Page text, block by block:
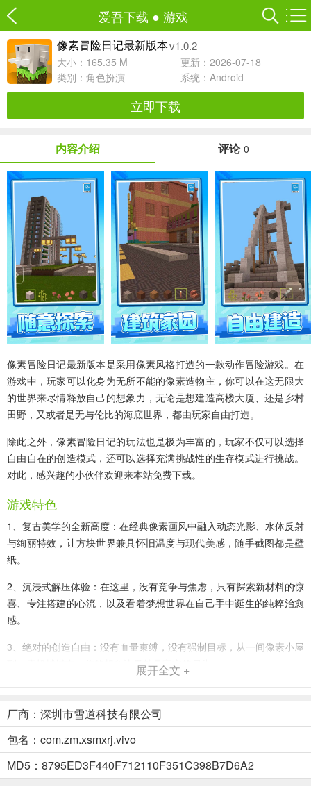
爱吾下载 ● 游戏
像素冒险日记最新版本v1.0.2
大小：165.35 M
更新：2026-07-18
类别： 角色扮演 系统：Android
立即下载
内容介绍 评论 0
像素冒险日记最新版本是采用像素风格打造的一款动作冒险游戏。在
游戏中，玩家可以化身为无所不能的像素造物主，你可以在这无限大
的世界来尽情释放自己的想象力，无论是想建造高楼大厦、还是乡村
田野，又或者是无与伦比的海底世界，都由玩家自由打造。
除此之外，像素冒险日记的玩法也是极为丰富的，玩家不仅可以选择
自由自在的创造模式，还可以选择充满挑战性的生存模式进行挑战。
对此，感兴趣的小伙伴欢迎来本站免费下载。
游戏特色
1、复古美学的全新高度：在经典像素画风中融入动态光影、水体反射
与绚丽特效，让方块世界兼具怀旧温度与现代美感，随手截图都是壁
纸。
2、沉浸式解压体验：在这里，没有竞争与焦虑，只有探索新材料的惊
喜、专注搭建的心流，以及看着梦想世界在自己手中诞生的纯粹治愈
感。
3、绝对的创造自由：没有血量束缚，没有强制目标，从一间像素小屋
到一座机械城市，你的想象边界就是宇宙的尽头。
时，内置深层机械与逻辑系统，硬核玩家可造出功能齐全的复杂装
置，创造天花板无限高。
像素冒险日记最新版本新手攻略
1、进入游戏内我们先来创建新世界。
展开全文 +
厂商：深圳市雪道科技有限公司
包名：com.zm.xsmxrj.vivo
MD5：8795ED3F440F712110F351C398B7D6A2